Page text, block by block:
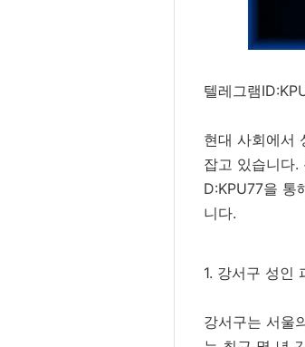
텔레그램
현대 사회에서
잡고 있습니다
D:KPU77을 통
니다.
1. 강서구 성인
강서구는 서울